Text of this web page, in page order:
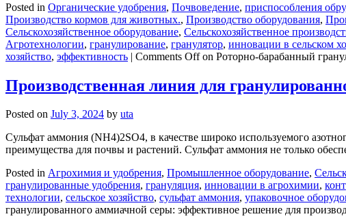
Posted in Органические удобрения, Почвоведение, приспособления
Производство кормов для животных., Производство оборудования,
Сельскохозяйственное оборудование, Сельскохозяйственное
Агротехнологии, гранулирование, гранулятор, инновации в сельском
хозяйство, эффективность | Comments Offon Роторно-барабанный
Производственная линия для
Posted on July 3, 2024 by uta
Сульфат аммония (NH4)2SO4, в качестве широко используемого
преимущества для почвы и растений. Сульфат аммония не только
Posted in Агрохимия и удобрения, Промышленное оборудование,
гранулированные удобрения, грануляция, инновации в агрохимии,
технологии, сельское хозяйство, сульфат аммония, упаковочное
гранулированного аммиачной серы: эффективное решение для